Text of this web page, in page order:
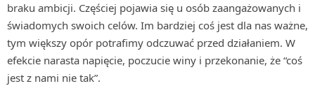
braku ambicji. Częściej pojawia się u osób zaangażowanych i
świadomych swoich celów. Im bardziej coś jest dla nas ważne,
tym większy opór potrafimy odczuwać przed działaniem. W
efekcie narasta napięcie, poczucie winy i przekonanie, że “coś
jest z nami nie tak”.